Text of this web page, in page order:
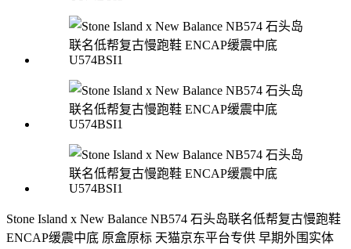
Stone Island x New Balance NB574 石头岛联名低帮复古慢跑鞋
ENCAP缓震中底 原盒原标 天猫京东平台专供 早期外围实体